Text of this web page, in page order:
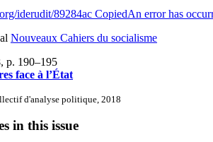
iderudit/89284ac CopiedAn error has
Nouveaux Cahiers du socialisme
, p. 190–195
face à l’État
d'analyse politique, 2018
in this issue